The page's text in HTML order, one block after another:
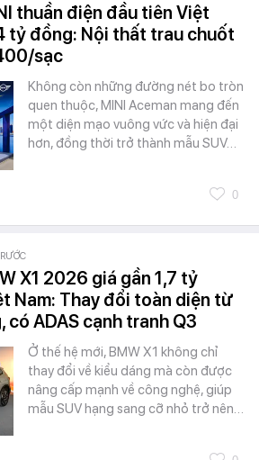
thuần điện đầu tiên Việt
tỷ đồng: Nội thất trau chuốt
sạc
Không còn những đường nét bo tròn
quen thuộc, MINI Aceman mang đến
một diện mạo vuông vức và hiện đại
hơn, đồng thời trở thành mẫu SUV…
0
X1 2026 giá gần 1,7 tỷ
Nam: Thay đổi toàn diện từ
có ADAS cạnh tranh Q3
Ở thế hệ mới, BMW X1 không chỉ
thay đổi về kiểu dáng mà còn được
nâng cấp mạnh về công nghệ, giúp
mẫu SUV hạng sang cỡ nhỏ trở nên…